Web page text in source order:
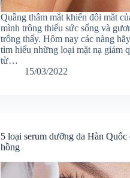
Quầng thâm mắt khiến đôi mắt
mình trông thiếu sức sống và
trông thấy. Hôm nay các nàng
tìm hiểu những loại mặt nạ giảm
từ…
15/03/2022
5 loại serum dưỡng da Hàn Quốc
hồng